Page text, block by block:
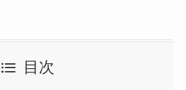
目次